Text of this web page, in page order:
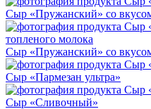
Сыр «Пружанский» со
Сыр «Пружанский» со
Сыр «Пармезан ультра»
Сыр «Сливочный»